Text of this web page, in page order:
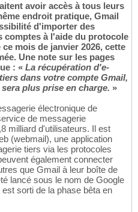
avoir accès à tous leurs
endroit pratique, Gmail
d'importer des
comptes à l'aide du protocole
mois de janvier 2026, cette
Une note sur les pages
: « La récupération d'e-
dans votre compte Gmail,
plus prise en charge. »
électronique de
de messagerie
milliard d'utilisateurs. Il est
(webmail), une application
tiers via les protocoles
également connecter
que Gmail à leur boîte de
lancé sous le nom de Google
sorti de la phase bêta en